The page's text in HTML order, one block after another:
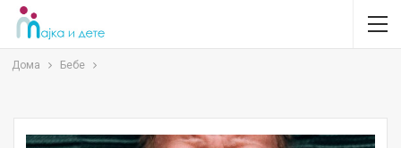
Дома Бебе